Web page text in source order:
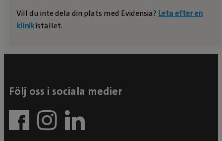
Vill du inte dela din plats med Evidensia? Leta efter en
klinikistället.
Följ oss i sociala medier